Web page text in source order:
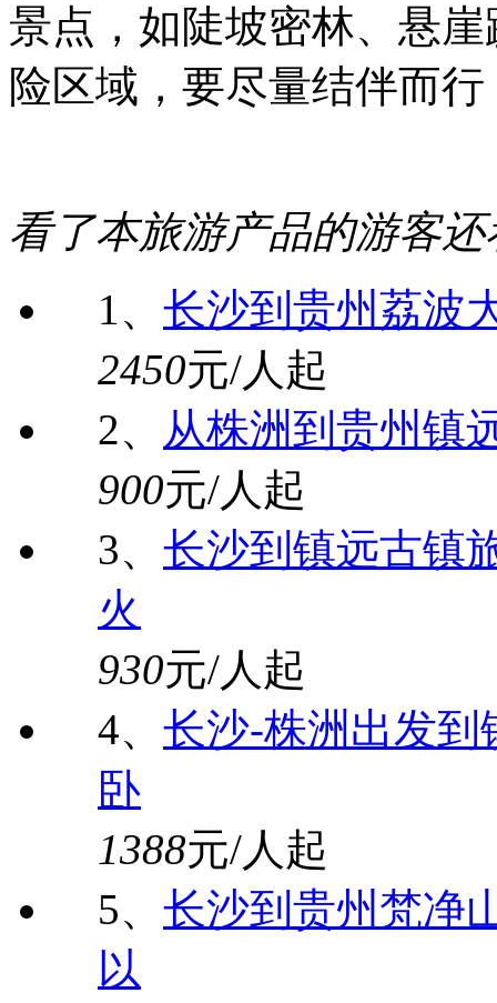
景点，如陡坡密林、悬
险区域，要尽量结伴而
看了本旅游产品的游客还
1、 长沙到贵州荔波
2450元/人起
2、 从株洲到贵州镇
900元/人起
3、 长沙到镇远古镇
火
930元/人起
4、 长沙-株洲出发到
卧
1388元/人起
5、 长沙到贵州梵净
以